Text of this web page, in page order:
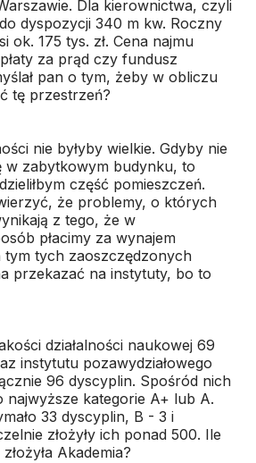
Dla kierownictwa, czyli
dyspozycji 340 m kw. Roczny
ok. 175 tys. zł. Cena najmu
za prąd czy fundusz
pan o tym, żeby w obliczu
tę przestrzeń?
nie byłyby wielkie. Gdyby nie
w zabytkowym budynku, to
część pomieszczeń.
że problemy, o których
z tego, że w
płacimy za wynajem
tym tych zaoszczędzonych
przekazać na instytuty, bo to
działalności naukowej 69
instytutu pozawydziałowego
96 dyscyplin. Spośród nich
najwyższe kategorie A+ lub A.
33 dyscyplin, B - 3 i
złożyły ich ponad 500. Ile
Akademia?